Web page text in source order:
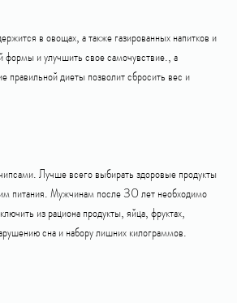
в овощах, а также газированных напитков и
и улучшить свое самочувствие., а
диеты позволит сбросить вес и
Лучше всего выбирать здоровые продукты
питания. Мужчинам после 30 лет необходимо
из рациона продукты, яйца, фруктах,
сна и набору лишних килограммов.